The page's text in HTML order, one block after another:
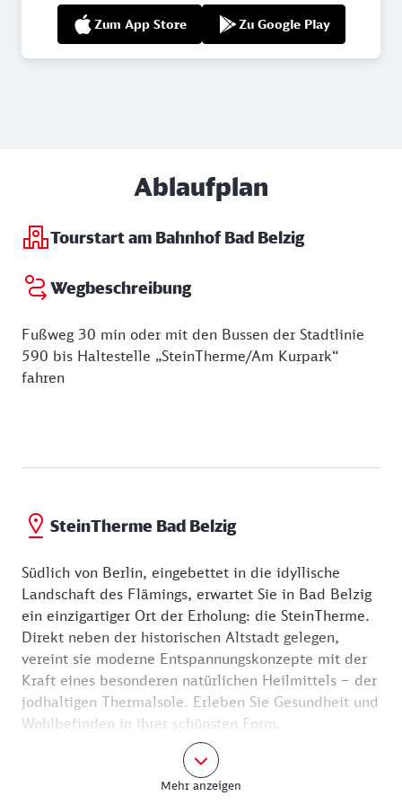
Zum App Store Zu Google Play
Ablaufplan
Tourstart am Bahnhof Bad Belzig
Wegbeschreibung
Fußweg 30 min oder mit den Bussen der Stadtlinie
590 bis Haltestelle „SteinTherme/Am Kurpark“
fahren
SteinTherme Bad Belzig
Südlich von Berlin, eingebettet in die idyllische
Landschaft des Flämings, erwartet Sie in Bad Belzig
ein einzigartiger Ort der Erholung: die SteinTherme.
Direkt neben der historischen Altstadt gelegen,
vereint sie moderne Entspannungskonzepte mit der
Kraft eines besonderen natürlichen Heilmittels – der
jodhaltigen Thermalsole. Erleben Sie Gesundheit und
Wohlbefinden in ihrer schönsten Form.
Thermalbad – Schweben und entspannen
Tauchen Sie ein in die wohltuende Wärme
Mehr anzeigen